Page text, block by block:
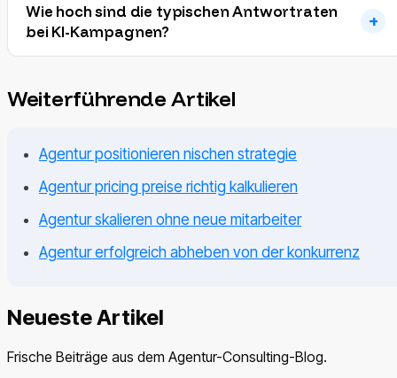
Wie hoch sind die typischen Antwortraten
bei KI-Kampagnen?
Weiterführende Artikel
Agentur positionieren nischen strategie
Agentur pricing preise richtig kalkulieren
Agentur skalieren ohne neue mitarbeiter
Agentur erfolgreich abheben von der konkurrenz
Neueste Artikel
Frische Beiträge aus dem Agentur-Consulting-Blog.